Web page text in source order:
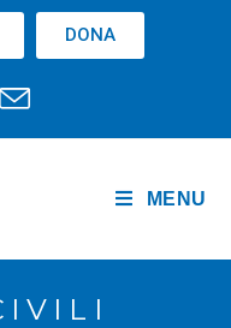
DONA
MENU